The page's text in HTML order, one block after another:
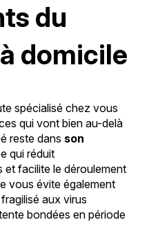
du
domicile
spécialisé chez vous
qui vont bien au-delà
reste dans son
qui réduit
et facilite le déroulement
vous évite également
aux virus
bondées en période